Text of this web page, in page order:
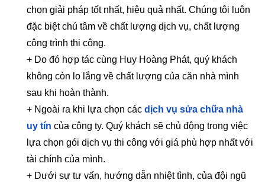
chọn giải pháp tốt nhất, hiệu quả nhất. Chúng tôi luôn
đặc biệt chú tâm về chất lượng dịch vụ, chất lượng
công trình thi công.
+ Do đó hợp tác cùng Huy Hoàng Phát, quý khách
không còn lo lắng về chất lượng của căn nhà mình
sau khi hoàn thành.
+ Ngoài ra khi lựa chọn các dịch vụ sửa chữa nhà
uy tín của công ty. Quý khách sẽ chủ động trong việc
lựa chọn gói dịch vụ thi công với giá phù hợp nhất với
tài chính của mình.
+ Dưới sự tư vấn, hướng dẫn nhiệt tình, của đội ngũ